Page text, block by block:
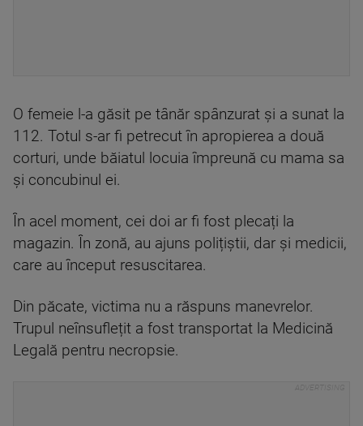
O femeie l-a găsit pe tânăr spânzurat și a sunat la
112. Totul s-ar fi petrecut în apropierea a două
corturi, unde băiatul locuia împreună cu mama sa
și concubinul ei.
În acel moment, cei doi ar fi fost plecați la
magazin. În zonă, au ajuns polițiștii, dar și medicii,
care au început resuscitarea.
Din păcate, victima nu a răspuns manevrelor.
Trupul neînsuflețit a fost transportat la Medicină
Legală pentru necropsie.